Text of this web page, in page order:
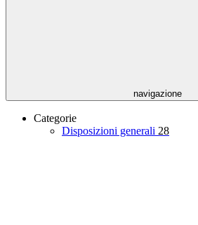
navigazione
Categorie
Disposizioni generali 28